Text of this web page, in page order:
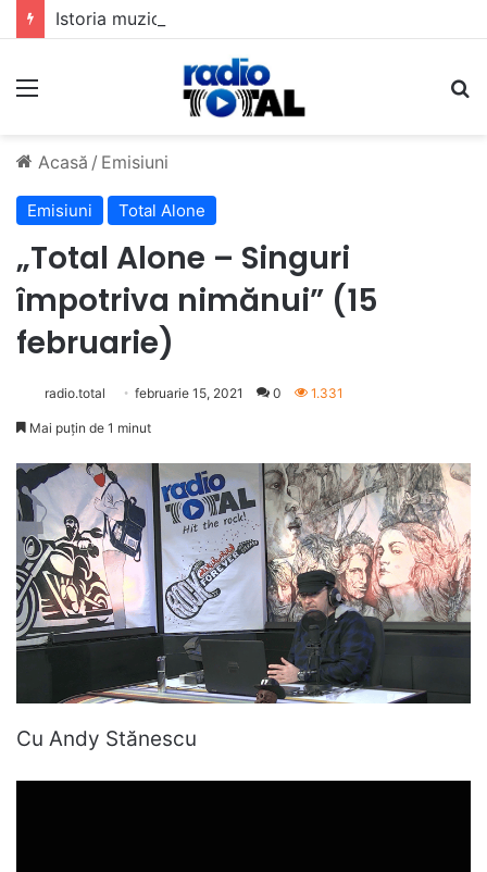
Meniu
Acasă / Emisiuni
Emisiuni Total Alone
„Total Alone – Singuri
împotriva nimănui” (15
februarie)
radio.total februarie 15, 2021 0 1.331
Mai puțin de 1 minut
Cu Andy Stănescu